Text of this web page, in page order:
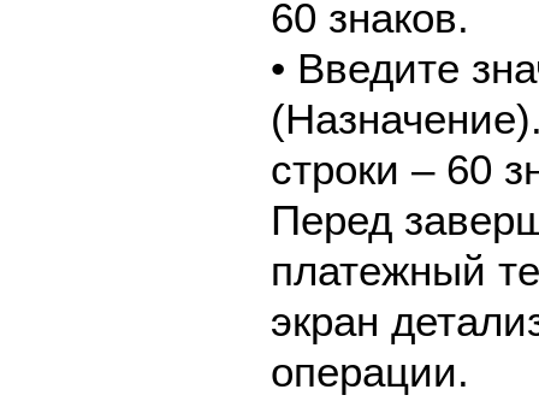
60 знаков.
• Введите
строки – 60
Перед
платежный
экран
операции.